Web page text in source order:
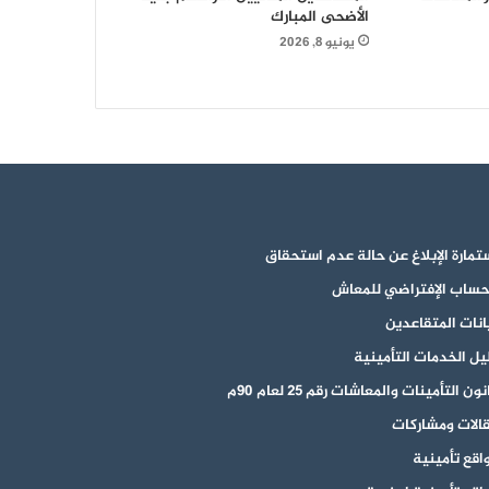
تسليم شهادات للموظفين المشاركين في
الأضحى المبارك
يونيو 8, 2026
الإبلاغ عن حالة عدم استحقاق
الإفتراضي للمعاش
المتقاعدين
الخدمات التأمينية
التأمينات والمعاشات رقم 25 لعام 90م
ومشاركات
تأمينية